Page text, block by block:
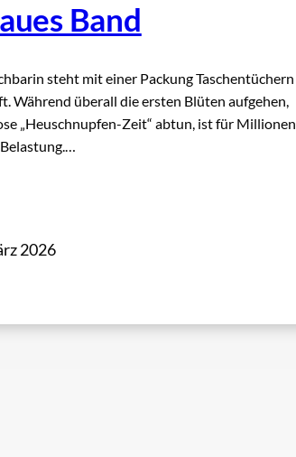
Band
steht mit einer Packung Taschentüchern
Während überall die ersten Blüten aufgehen,
„Heuschnupfen-Zeit“ abtun, ist für Millionen
2026